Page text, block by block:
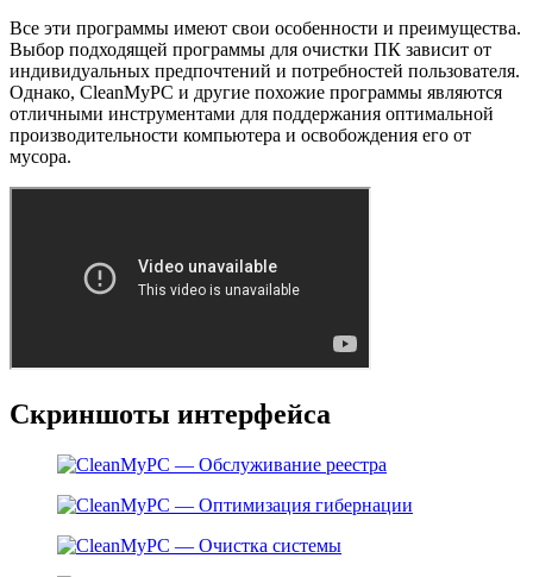
Все эти программы имеют свои особенности и преимущества.
Выбор подходящей программы для очистки ПК зависит от
индивидуальных предпочтений и потребностей пользователя.
Однако, CleanMyPC и другие похожие программы являются
отличными инструментами для поддержания оптимальной
производительности компьютера и освобождения его от
мусора.
Скриншоты интерфейса